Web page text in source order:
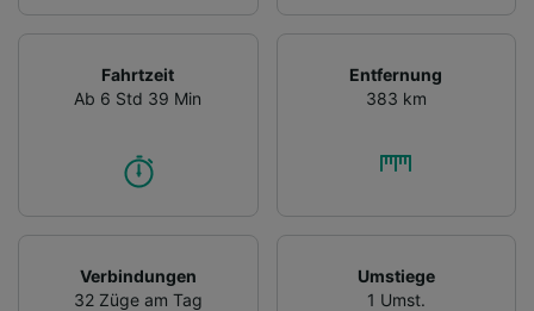
Fahrtzeit
Ab 6 Std 39 Min
Entfernung
383 km
Verbindungen
32 Züge am Tag
Umstiege
1 Umst.